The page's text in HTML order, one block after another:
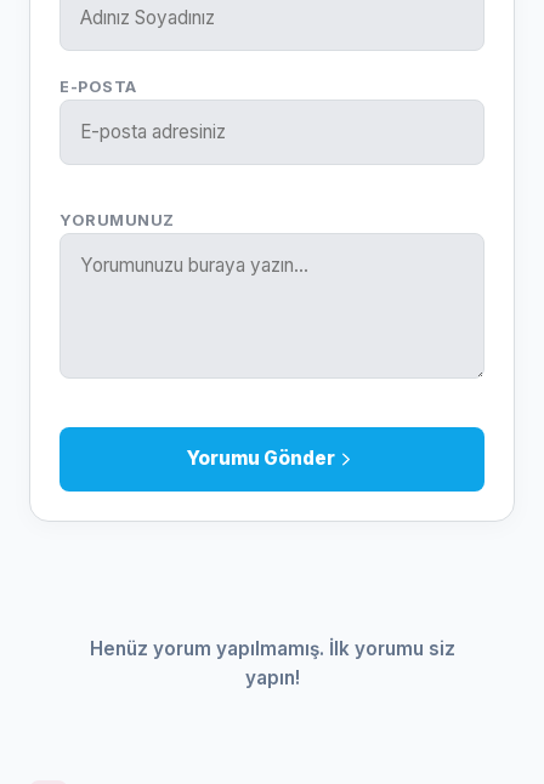
E-POSTA
YORUMUNUZ
Yorumu Gönder
Henüz yorum yapılmamış. İlk yorumu siz
yapın!